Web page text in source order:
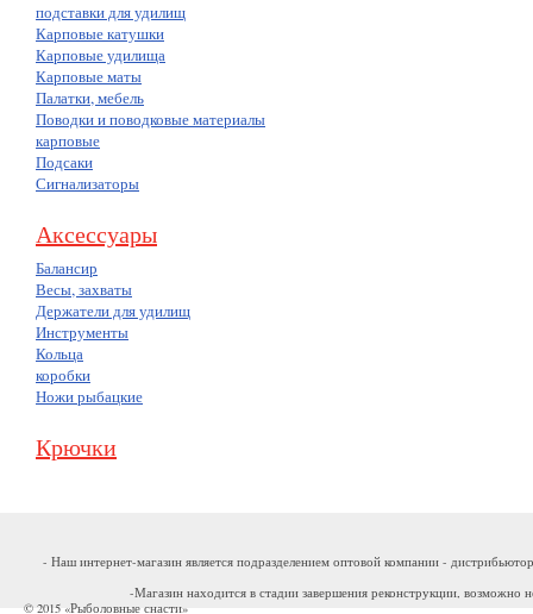
подставки для удилищ
Карповые катушки
Карповые удилища
Карповые маты
Палатки, мебель
Поводки и поводковые материалы
карповые
Подсаки
Сигнализаторы
Аксессуары
Балансир
Весы, захваты
Держатели для удилищ
Инструменты
Кольца
коробки
Ножи рыбацкие
Крючки
- Наш интернет-магазин является подразделением оптовой компании -
-Магазин находится в стадии завершения реконструкции, возможно
© 2015 «Рыболовные снасти»